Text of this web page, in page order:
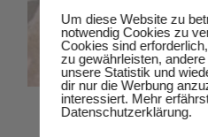
Rigips, Ytong
Um diese Website zu
notwendig Cookies zu
Cookies sind
zu gewährleisten,
unsere Statistik und
dir nur die Werbung
interessiert. Mehr
Datenschutzerklärung.